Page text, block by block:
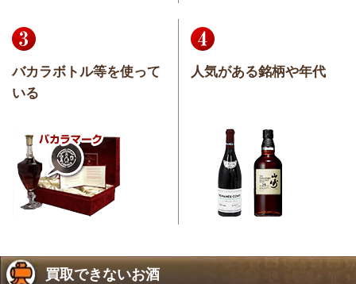
バカラボトル等を使って
いる
人気がある銘柄や年代
買取できないお酒